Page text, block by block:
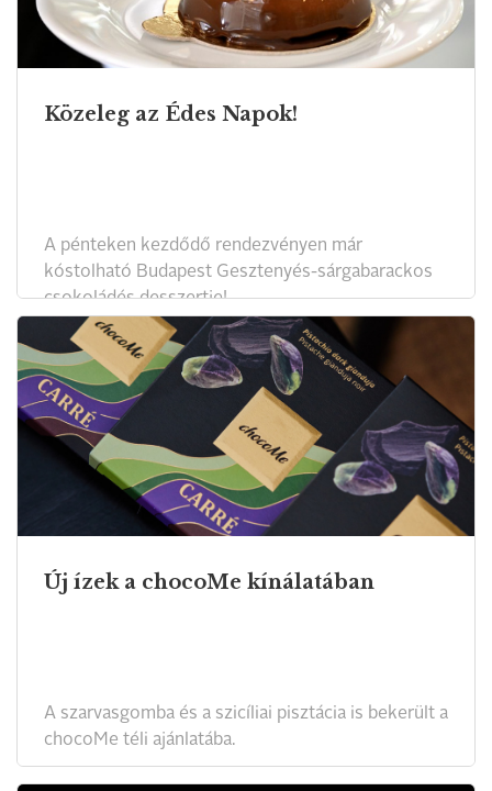
Közeleg az Édes Napok!
A pénteken kezdődő rendezvényen már
kóstolható Budapest Gesztenyés-sárgabarackos
csokoládés desszertje!
Új ízek a chocoMe kínálatában
A szarvasgomba és a szicíliai pisztácia is bekerült a
chocoMe téli ajánlatába.